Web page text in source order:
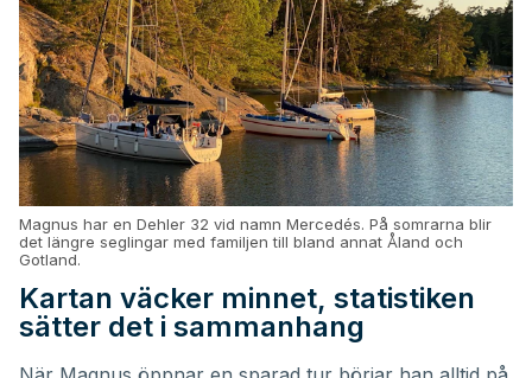
Magnus har en Dehler 32 vid namn Mercedés. På somrarna blir
det längre seglingar med familjen till bland annat Åland och
Gotland.
Kartan väcker minnet, statistiken
sätter det i sammanhang